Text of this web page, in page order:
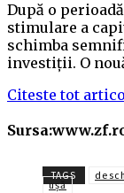
După o
stimulare a
schimba
investiţii. O
Citeste tot
TAGS
ușă